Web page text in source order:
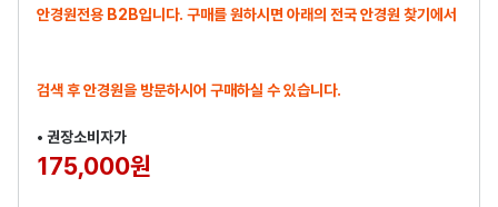
안경원전용 B2B입니다. 구매를 원하시면 아래의 전국 안경원 찾기에서
검색 후 안경원을 방문하시어 구매하실 수 있습니다.
• 권장소비자가
175,000원